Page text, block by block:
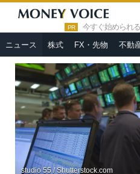
PR 今すぐ始められ
ニュース 株式 FX・先物 不動
HOME » ニュース »
「パナ
じない国際金融の闇＝吉田繁治
studio 55 / Shutterstock.com